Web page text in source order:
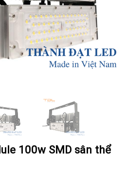
100w SMD sân thể